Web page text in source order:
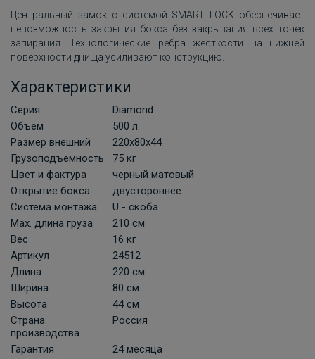
Центральный замок с системой SMART LOCK обеспечивает
невозможность закрытия бокса без закрывания всех точек
запирания. Технологические ребра жесткости на нижней
поверхности днища усиливают конструкцию.
Характеристики
Серия
Diamond
Объем
500 л.
Размер внешний
220х80х44
Грузоподъемность
75 кг
Цвет и фактура
черный матовый
Открытие бокса
двустороннее
Система монтажа
U - скоба
Мах. длина груза
210 см
Вес
16 кг
Артикул
24512
Длина
220 см
Ширина
80 см
Высота
44 см
Страна
производства
Россия
Гарантия 24 месяца